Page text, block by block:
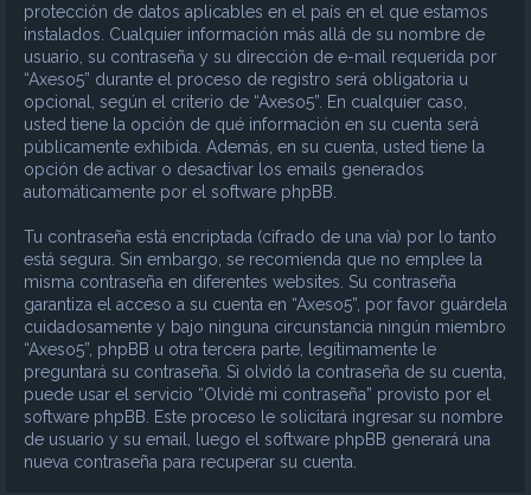
protección de datos aplicables en el país en el que estamos
instalados. Cualquier información más allá de su nombre de
usuario, su contraseña y su dirección de e-mail requerida por
“Axeso5” durante el proceso de registro será obligatoria u
opcional, según el criterio de “Axeso5”. En cualquier caso,
usted tiene la opción de qué información en su cuenta será
públicamente exhibida. Además, en su cuenta, usted tiene la
opción de activar o desactivar los emails generados
automáticamente por el software phpBB.
Tu contraseña está encriptada (cifrado de una vía) por lo tanto
está segura. Sin embargo, se recomienda que no emplee la
misma contraseña en diferentes websites. Su contraseña
garantiza el acceso a su cuenta en “Axeso5”, por favor guárdela
cuidadosamente y bajo ninguna circunstancia ningún miembro
“Axeso5”, phpBB u otra tercera parte, legítimamente le
preguntará su contraseña. Si olvidó la contraseña de su cuenta,
puede usar el servicio “Olvidé mi contraseña” provisto por el
software phpBB. Este proceso le solicitará ingresar su nombre
de usuario y su email, luego el software phpBB generará una
nueva contraseña para recuperar su cuenta.